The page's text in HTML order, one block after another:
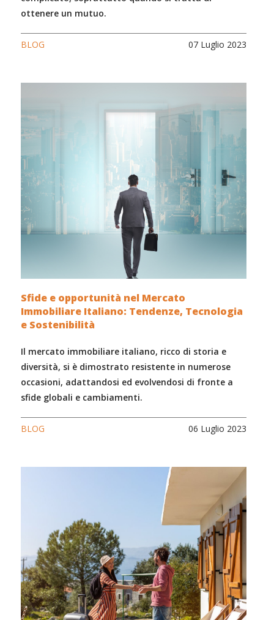
ottenere un mutuo.
BLOG 07 Luglio 2023
Sfide e opportunità nel Mercato
Immobiliare Italiano: Tendenze, Tecnologia
e Sostenibilità
Il mercato immobiliare italiano, ricco di storia e
diversità, si è dimostrato resistente in numerose
occasioni, adattandosi ed evolvendosi di fronte a
sfide globali e cambiamenti.
BLOG 06 Luglio 2023